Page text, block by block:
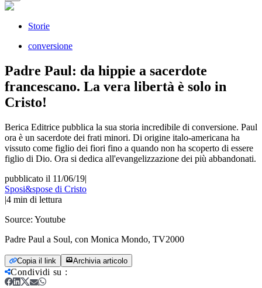
Storie
conversione
Padre Paul: da hippie a sacerdote
francescano. La vera libertà è solo in
Cristo!
Berica Editrice pubblica la sua storia incredibile di conversione. Paul
ora è un sacerdote dei frati minori. Di origine italo-americana ha
vissuto come figlio dei fiori fino a quando non ha scoperto di essere
figlio di Dio. Ora si dedica all'evangelizzazione dei più abbandonati.
pubblicato il 11/06/19|
Sposi&spose di Cristo
|4 min di lettura
Source: Youtube
Padre Paul a Soul, con Monica Mondo, TV2000
Copia il link Archivia articolo
Condividi su :